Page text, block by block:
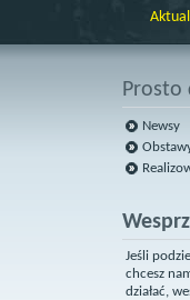
Prosto
Newsy
Jeśli
chcesz
działać,